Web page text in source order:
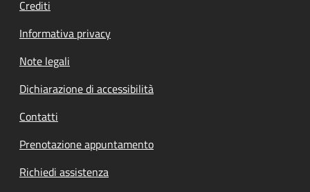
Crediti
Informativa privacy
Note legali
Dichiarazione di accessibilità
Contatti
Prenotazione appuntamento
Richiedi assistenza